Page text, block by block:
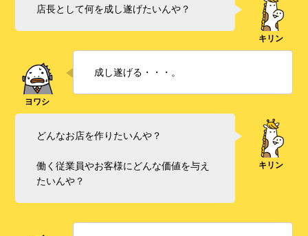
店長として何を成し遂げたいんや？
成し遂げる・・・。
どんなお店を作りたいんや？
働く従業員やお客様にどんな価値を与え
たいんや？